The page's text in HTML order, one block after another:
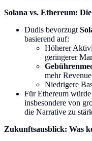
Solana vs. Ethereum:
Dudis bevorzugt
basierend auf:
Höherer
geringerer
mehr
Niedrigere
Für Ethereum
insbesondere von
die Narrative zu
Zukunftsausblick: Was